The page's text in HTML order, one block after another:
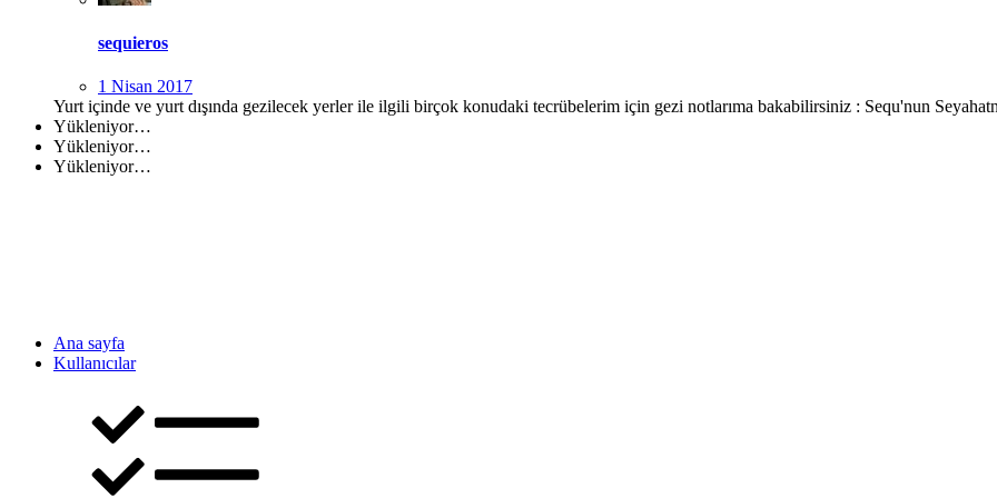
sequieros
1 Nisan 2017
Yurt içinde ve yurt dışında gezilecek yerler ile ilgili birçok konudaki tecrübelerim için gezi notlarıma bakabilirsiniz : Sequ'nun
Yükleniyor…
Yükleniyor…
Yükleniyor…
Ana sayfa
Kullanıcılar